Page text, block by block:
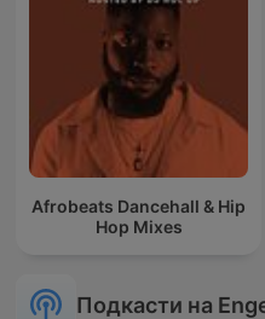
Afrobeats Dancehall & Hip
Hop Mixes
Подкасти на